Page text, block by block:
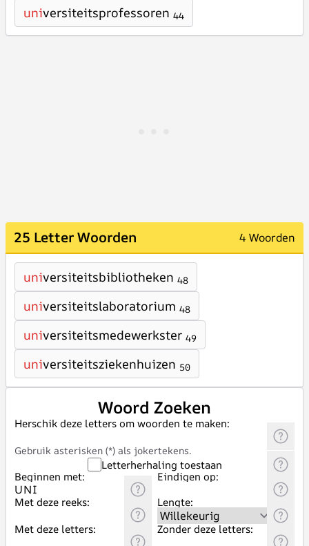
universiteitsprofessoren 44
25 Letter Woorden 4 Woorden
universiteitsbibliotheken 48
universiteitslaboratorium 48
universiteitsmedewerkster 49
universiteitsziekenhuizen 50
Woord Zoeken
Herschik deze letters om woorden te maken:
Gebruik asterisken (*) als jokertekens.
Letterherhaling toestaan
Beginnen met:
Eindigen op:
Met deze reeks:
Lengte:
Met deze letters:
Zonder deze letters: